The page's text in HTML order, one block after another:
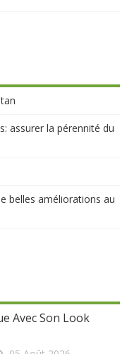
assurer la pérennité du
belles améliorations au
Avec Son Look